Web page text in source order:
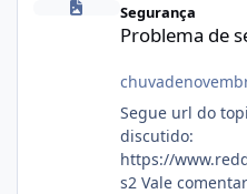
Segurança
Problema de
Segue url do
discutido:
https://
s2 Vale